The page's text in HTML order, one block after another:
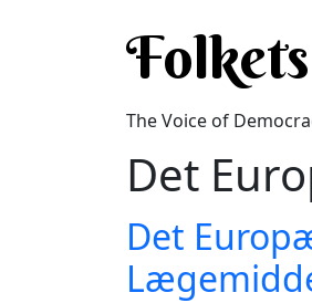
Folkets
The Voice of
Det
Det